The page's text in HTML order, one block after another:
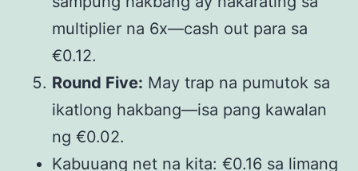
multiplier na 6x—cash out para sa
€0.12.
Round Five: May trap na pumutok sa
ikatlong hakbang—isa pang kawalan
ng €0.02.
Kabuuang net na kita: €0.16 sa limang